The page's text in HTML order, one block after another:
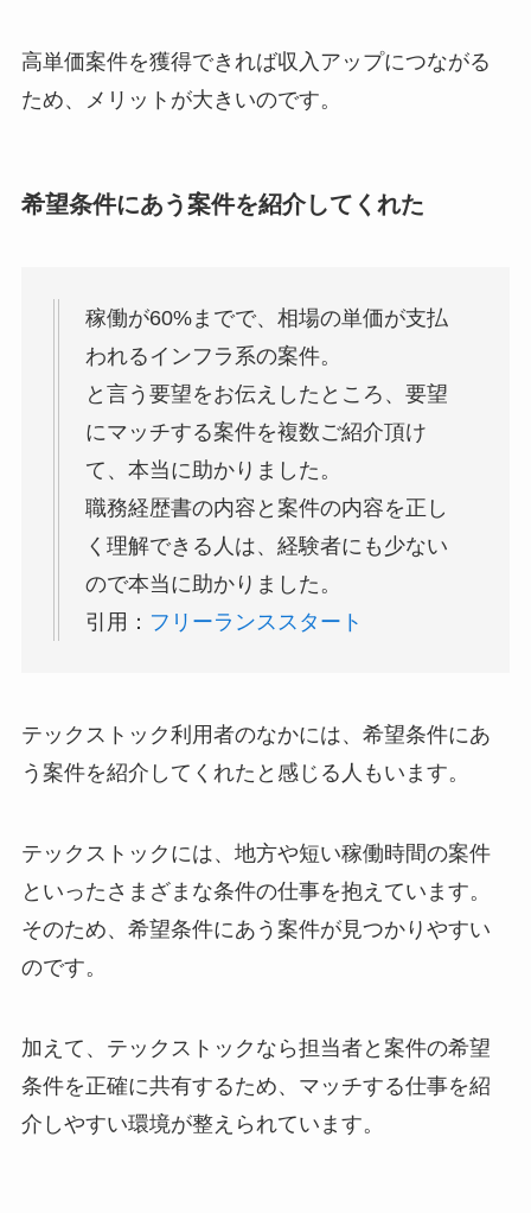
高単価案件を獲得できれば収入アップにつながる
ため、メリットが大きいのです。
希望条件にあう案件を紹介してくれた
稼働が60%までで、相場の単価が支払
われるインフラ系の案件。
と言う要望をお伝えしたところ、要望
にマッチする案件を複数ご紹介頂け
て、本当に助かりました。
職務経歴書の内容と案件の内容を正し
く理解できる人は、経験者にも少ない
ので本当に助かりました。
引用： フリーランススタート
テックストック利用者のなかには、希望条件にあ
う案件を紹介してくれたと感じる人もいます。
テックストックには、地方や短い稼働時間の案件
といったさまざまな条件の仕事を抱えています。
そのため、希望条件にあう案件が見つかりやすい
のです。
加えて、テックストックなら担当者と案件の希望
条件を正確に共有するため、マッチする仕事を紹
介しやすい環境が整えられています。